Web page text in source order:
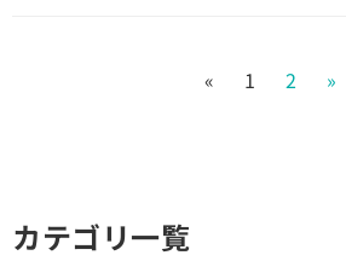
« 1 2 »
カテゴリ一覧